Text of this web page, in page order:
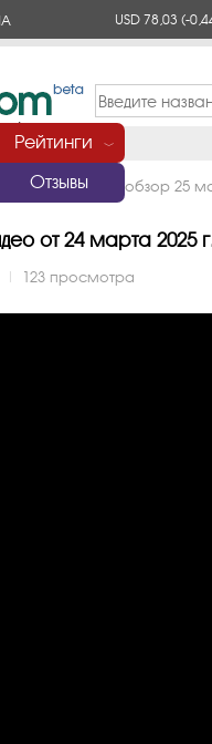
USD 78,03(-
Рейтинги ﹀
Отзывы
Видео/Утренний обзор 25
от 24 марта 2025
| 123 просмотра